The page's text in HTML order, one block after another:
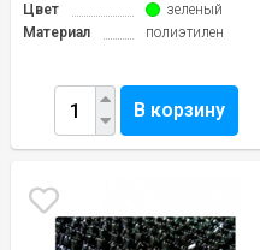
Цвет
зеленый
Материал
полиэтилен
В корзину